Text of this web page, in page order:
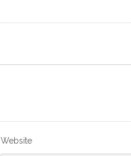
Website